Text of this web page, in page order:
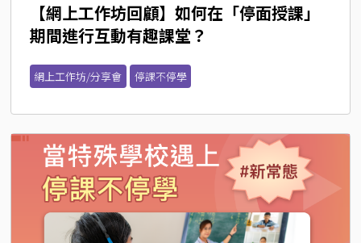
【網上工作坊回顧】如何在「停面授課」
期間進行互動有趣課堂？
網上工作坊/分享會 停課不停學